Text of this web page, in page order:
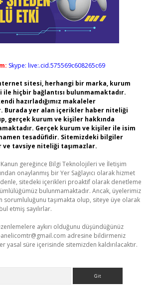
Skype: live:.cid.575569c608265c69
sitesi, herhangi bir marka, kurum
ile hiçbir bağlantısı bulunmamaktadır.
hazırladığımız makaleler
Burada yer alan içerikler haber niteliği
gerçek kurum ve kişiler hakkında
Gerçek kurum ve kişiler ile isim
tesadüfidir. Sitemizdeki bilgiler
tavsiye niteliği taşımazlar.
Kanun gereğince Bilgi Teknolojileri ve İletişim
onaylanmış bir Yer Sağlayıcı olarak hizmet
sitedeki içerikleri proaktif olarak denetleme
bulunmamaktadır. Ancak, üyelerimiz
sorumluluğunu taşımakta olup, siteye üye olarak
etmiş sayılırlar.
aykırı olduğunu düşündüğünüz
adresine bildirmeniz
yasal süre içerisinde sitemizden kaldırılacaktır.